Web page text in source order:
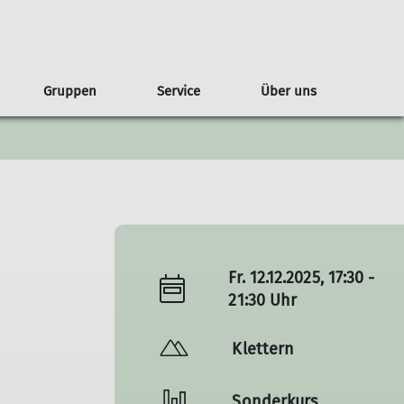
Tourenberichte
Kontakt & Anfahrt
Gruppen
Jugendgruppen
Service
Kontakt
Über uns
Geschichte Satzung
Fr. 12.12.2025, 17:30 -
21:30 Uhr
Klettern